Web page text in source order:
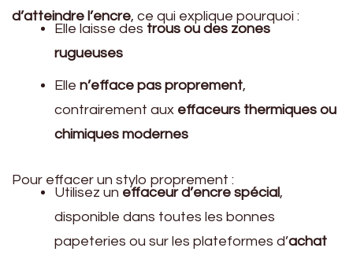
d’atteindre l’encre, ce qui explique pourquoi :
Elle laisse des trous ou des zones
rugueuses
Elle n’efface pas proprement,
contrairement aux effaceurs thermiques ou
chimiques modernes
Pour effacer un stylo proprement :
Utilisez un effaceur d’encre spécial,
disponible dans toutes les bonnes
papeteries ou sur les plateformes d’achat